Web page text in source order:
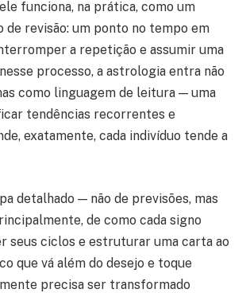
funciona, na prática, como um
de revisão: um ponto no tempo em
a repetição e assumir uma
processo, a astrologia entra não
como linguagem de leitura — uma
tendências recorrentes e
exatamente, cada indivíduo tende a
detalhado — não de previsões, mas
de como cada signo
seus ciclos e estruturar uma carta ao
que vá além do desejo e toque
precisa ser transformado